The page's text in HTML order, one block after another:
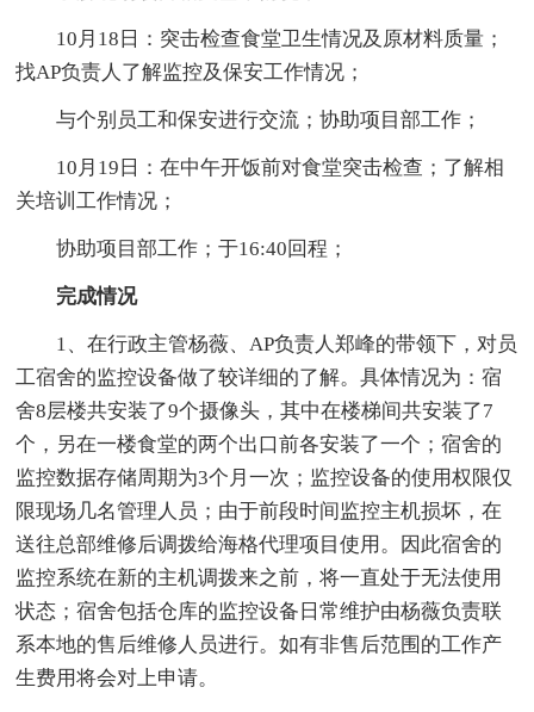
10月18日：突击检查食堂卫生情况及原材料质量；
找AP负责人了解监控及保安工作情况；
与个别员工和保安进行交流；协助项目部工作；
10月19日：在中午开饭前对食堂突击检查；了解相
关培训工作情况；
协助项目部工作；于16:40回程；
完成情况
1、在行政主管杨薇、AP负责人郑峰的带领下，对员
工宿舍的监控设备做了较详细的了解。具体情况为：宿
舍8层楼共安装了9个摄像头，其中在楼梯间共安装了7
个，另在一楼食堂的两个出口前各安装了一个；宿舍的
监控数据存储周期为3个月一次；监控设备的使用权限仅
限现场几名管理人员；由于前段时间监控主机损坏，在
送往总部维修后调拨给海格代理项目使用。因此宿舍的
监控系统在新的主机调拨来之前，将一直处于无法使用
状态；宿舍包括仓库的监控设备日常维护由杨薇负责联
系本地的售后维修人员进行。如有非售后范围的工作产
生费用将会对上申请。